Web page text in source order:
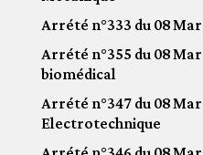
Arrété n°333 du 08
Arrété n°355 du 08
biomédical
Arrété n°347 du 08
Electrotechnique